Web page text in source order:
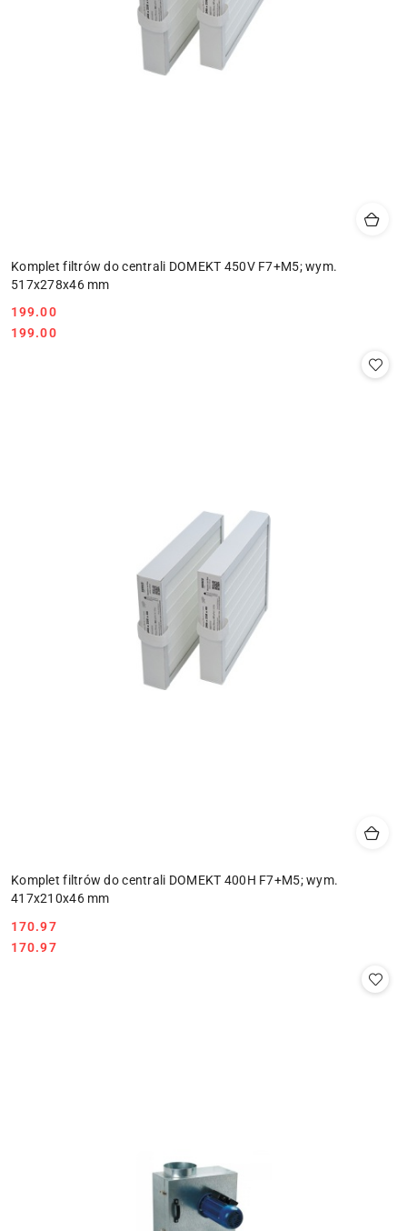
Komplet filtrów do centrali DOMEKT 450V F7+M5; wym.
517x278x46 mm
Cena:
199.00
Cena:
199.00
Komplet filtrów do centrali DOMEKT 400H F7+M5; wym.
417x210x46 mm
Cena:
170.97
Cena:
170.97